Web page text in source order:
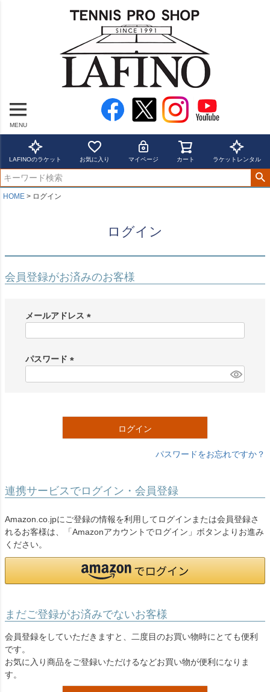
MENU
LAFINOのラケット お気に入り マイページ カート ラケットレンタル
HOME ログイン
ログイン
会員登録がお済みのお客様
メールアドレス
)
パスワード
ログイン
パスワードをお忘れですか？
連携サービスでログイン・会員登録
Amazon.co.jpにご登録の情報を利用してログインまたは会員登録さ
れるお客様は、「Amazonアカウントでログイン」ボタンよりお進み
ください。
まだご登録がお済みでないお客様
会員登録をしていただきますと、二度目のお買い物時にとても便利
です。
お気に入り商品をご登録いただけるなどお買い物が便利になりま
す。